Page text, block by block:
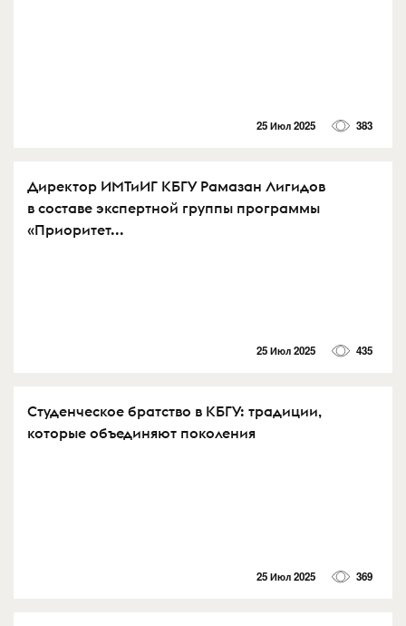
25 Июл 2025 383
Директор ИМТиИГ КБГУ Рамазан Лигидов
в составе экспертной группы программы
«Приоритет...
25 Июл 2025 435
Студенческое братство в КБГУ: традиции,
которые объединяют поколения
25 Июл 2025 369